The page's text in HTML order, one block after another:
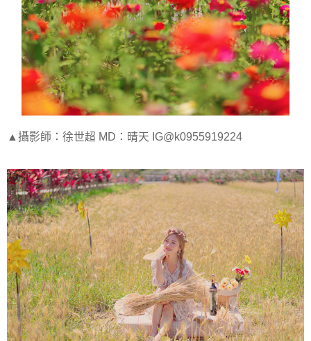
▲攝影師：徐世超 MD：晴天 IG@k0955919224